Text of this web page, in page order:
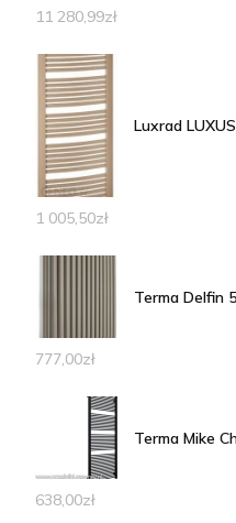
11 280,99zł
Luxrad
1 005,50zł
Terma Delfin
777,00zł
Terma Mike
638,00zł